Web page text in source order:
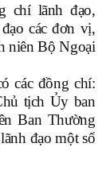
chí lãnh đạo,
các đơn vị,
niên Bộ Ngoại
các đồng chí:
tịch Ủy ban
Ban Thường
đạo một số